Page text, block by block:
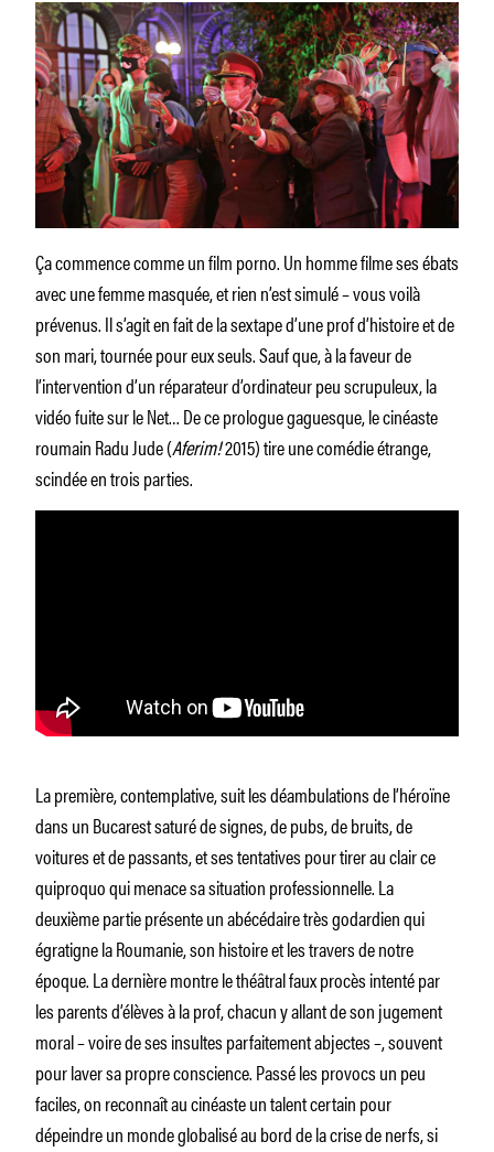
Ça commence comme un film porno. Un homme filme ses ébats
avec une femme masquée, et rien n’est simulé – vous voilà
prévenus. Il s’agit en fait de la sextape d’une prof d’histoire et de
son mari, tournée pour eux seuls. Sauf que, à la faveur de
l’intervention d’un réparateur d’ordinateur peu scrupuleux, la
vidéo fuite sur le Net… De ce prologue gaguesque, le cinéaste
roumain Radu Jude (Aferim!2015) tire une comédie étrange,
scindée en trois parties.
La première, contemplative, suit les déambulations de l’héroïne
dans un Bucarest saturé de signes, de pubs, de bruits, de
voitures et de passants, et ses tentatives pour tirer au clair ce
quiproquo qui menace sa situation professionnelle. La
deuxième partie présente un abécédaire très godardien qui
égratigne la Roumanie, son histoire et les travers de notre
époque. La dernière montre le théâtral faux procès intenté par
les parents d’élèves à la prof, chacun y allant de son jugement
moral – voire de ses insultes parfaitement abjectes –, souvent
pour laver sa propre conscience. Passé les provocs un peu
faciles, on reconnaît au cinéaste un talent certain pour
dépeindre un monde globalisé au bord de la crise de nerfs, si